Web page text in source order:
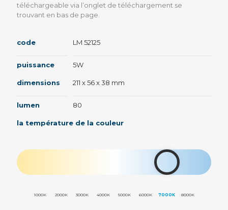
téléchargeable via l’onglet de téléchargement se
trouvant en bas de page.
code LM 52125
puissance 5W
dimensions 211 x 56 x 38 mm
lumen 80
la température de la couleur
1000K 2000K 3000K 4000K 5000K 6000K 7000K 8000K